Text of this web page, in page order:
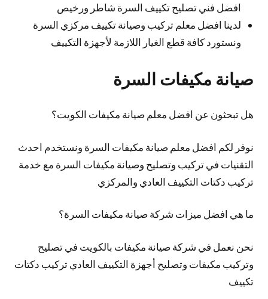
افضل فني تصليح تكييف السرة شاطر ورخيص
لدينا افضل معلم تركيب وصيانة تكييف مركزي السرة
ونستورد كافة قطع الغيار اللازمة لأجهزة التكييف
صيانة مكيفات السرة
هل تبحثون عن افضل معلم صيانة مكيفات الكويت؟
نوفر لكم افضل معلم صيانة مكيفات السرة ونستخدم احدث
التقنيات في تركيب وتصليح وصيانة مكيفات السرة مع خدمة
تركيب دكتات التكييف العادي والمركزي
ما هي افضل ميزات شركة صيانة مكيفات السرة؟
نحن نعمل في شركة صيانة مكيفات بالكويت في تصليح
وتركيب مكيفات وتصليح أجهزة التكييف العادي تركيب دكتات
تكييف